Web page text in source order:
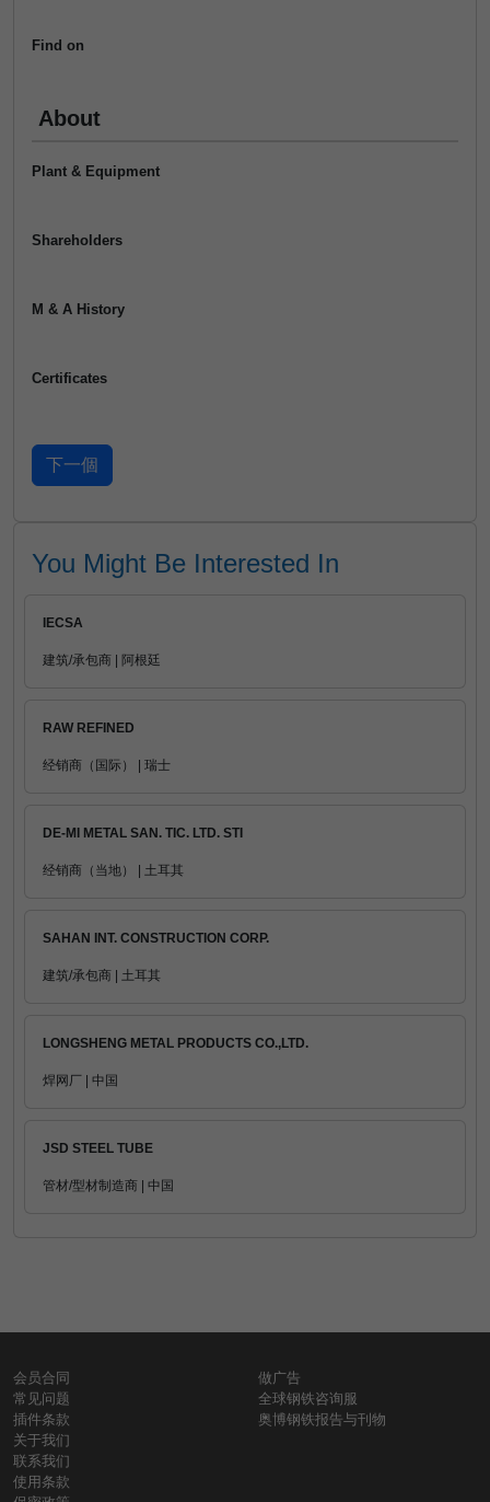
Find on
About
Plant & Equipment
Shareholders
M & A History
Certificates
You Might Be Interested In
IECSA
建筑/承包商 | 阿根廷
RAW REFINED
经销商（国际） | 瑞士
DE-MI METAL SAN. TIC. LTD. STI
经销商（当地） | 土耳其
SAHAN INT. CONSTRUCTION CORP.
建筑/承包商 | 土耳其
LONGSHENG METAL PRODUCTS CO.,LTD.
焊网厂 | 中国
JSD STEEL TUBE
管材/型材制造商 | 中国
会员合同
常见问题
插件条款
关于我们
联系我们
使用条款
做广告
全球钢铁咨询服
奥博钢铁报告与刊物